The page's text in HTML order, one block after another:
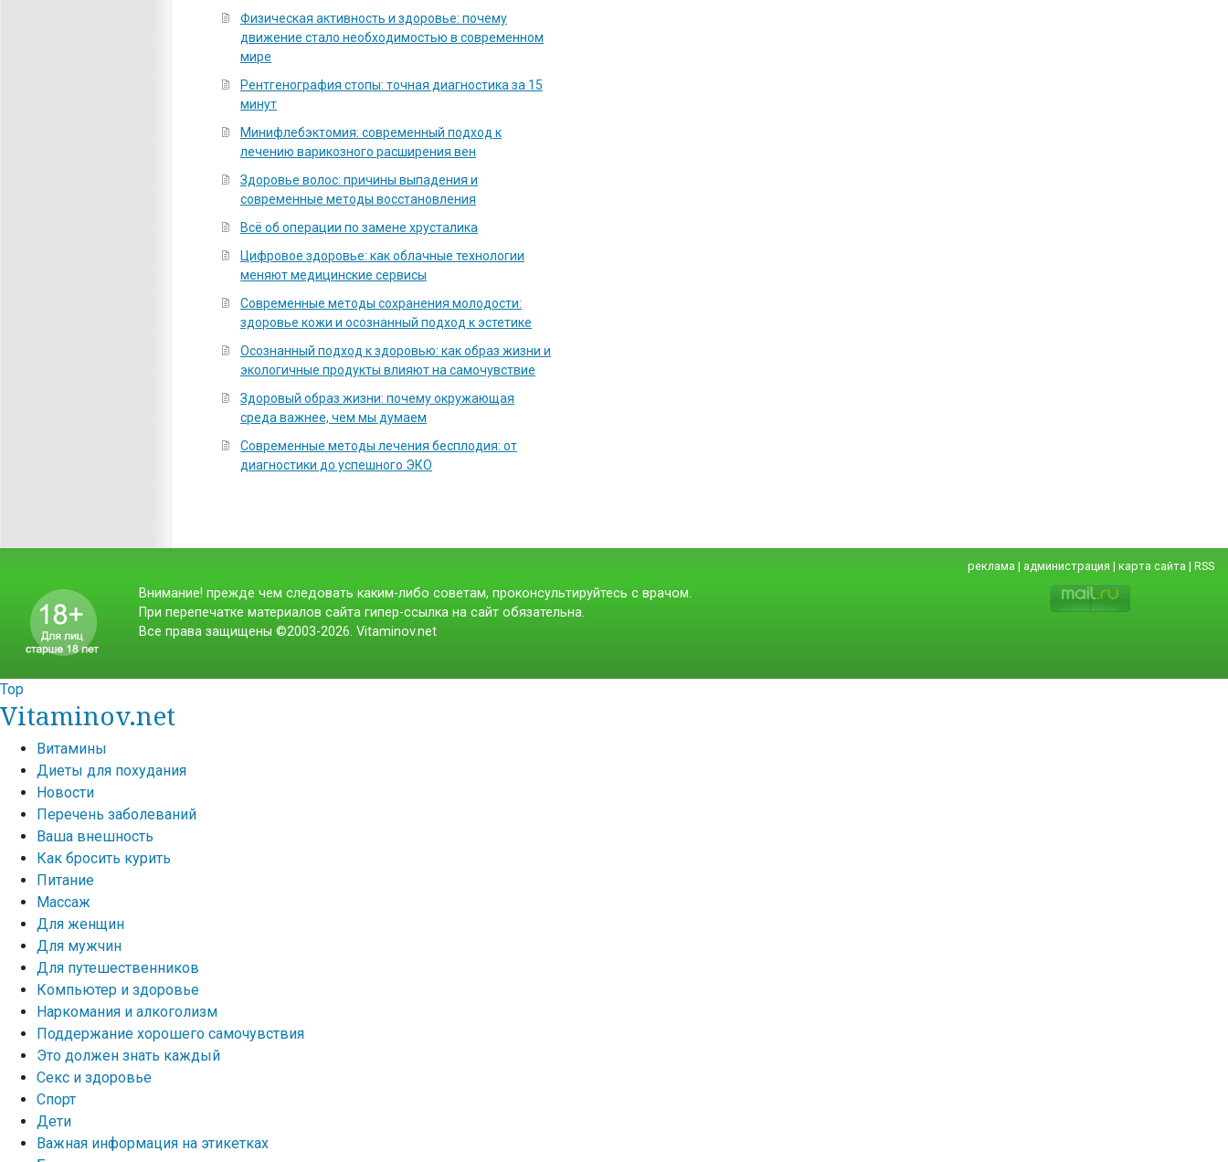
Физическая активность и здоровье: почему
движение стало необходимостью в современном
мире
Рентгенография стопы: точная диагностика за 15
минут
Минифлебэктомия: современный подход к
лечению варикозного расширения вен
Здоровье волос: причины выпадения и
современные методы восстановления
Всё об операции по замене хрусталика
Цифровое здоровье: как облачные технологии
меняют медицинские сервисы
Современные методы сохранения молодости:
здоровье кожи и осознанный подход к эстетике
Осознанный подход к здоровью: как образ жизни и
экологичные продукты влияют на самочувствие
Здоровый образ жизни: почему окружающая
среда важнее, чем мы думаем
Современные методы лечения бесплодия: от
диагностики до успешного ЭКО
реклама | администрация | карта сайта | RSS
Внимание! прежде чем следовать каким-либо советам, проконсультируйтесь с врачом.
При перепечатке материалов сайта гипер-ссылка на сайт обязательна.
Все права защищены ©2003-2026. Vitaminov.net
Top
Vitaminov.net
Витамины
Диеты для похудания
Новости
Перечень заболеваний
Ваша внешность
Как бросить курить
Питание
Массаж
Для женщин
Для мужчин
Для путешественников
Компьютер и здоровье
Наркомания и алкоголизм
Поддержание хорошего самочувствия
Это должен знать каждый
Секс и здоровье
Спорт
Дети
Важная информация на этикетках